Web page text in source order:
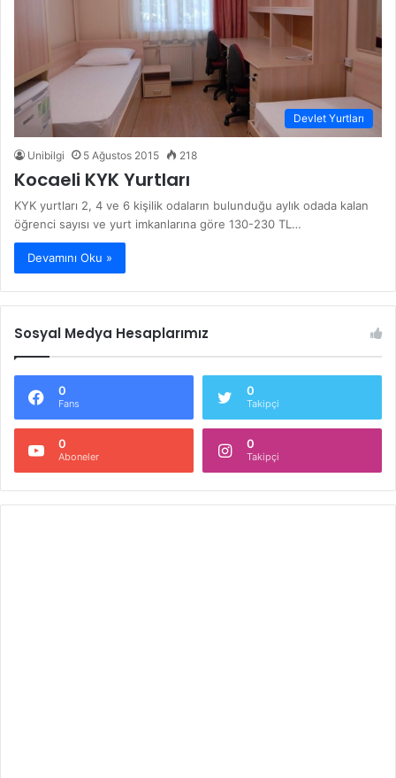
Devlet Yurtları
Unibilgi 5 Ağustos 2015 218
Kocaeli KYK Yurtları
KYK yurtları 2, 4 ve 6 kişilik odaların bulunduğu aylık odada kalan
öğrenci sayısı ve yurt imkanlarına göre 130-230 TL…
Devamını Oku »
Sosyal Medya Hesaplarımız
0
Fans
0
Takipçi
0
Aboneler
0
Takipçi